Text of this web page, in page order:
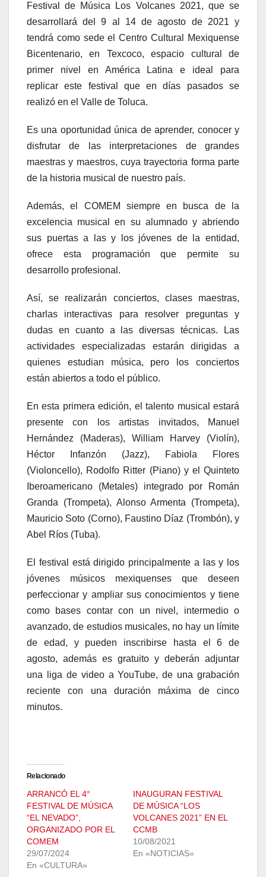
Festival de Música Los Volcanes 2021, que se
desarrollará del 9 al 14 de agosto de 2021 y
tendrá como sede el Centro Cultural Mexiquense
Bicentenario, en Texcoco, espacio cultural de
primer nivel en América Latina e ideal para
replicar este festival que en días pasados se
realizó en el Valle de Toluca.
Es una oportunidad única de aprender, conocer y
disfrutar de las interpretaciones de grandes
maestras y maestros, cuya trayectoria forma parte
de la historia musical de nuestro país.
Además, el COMEM siempre en busca de la
excelencia musical en su alumnado y abriendo
sus puertas a las y los jóvenes de la entidad,
ofrece esta programación que permite su
desarrollo profesional.
Así, se realizarán conciertos, clases maestras,
charlas interactivas para resolver preguntas y
dudas en cuanto a las diversas técnicas. Las
actividades especializadas estarán dirigidas a
quienes estudian música, pero los conciertos
están abiertos a todo el público.
En esta primera edición, el talento musical estará
presente con los artistas invitados, Manuel
Hernández (Maderas), William Harvey (Violín),
Héctor Infanzón (Jazz), Fabiola Flores
(Violoncello), Rodolfo Ritter (Piano) y el Quinteto
Iberoamericano (Metales) integrado por Román
Granda (Trompeta), Alonso Armenta (Trompeta),
Mauricio Soto (Corno), Faustino Díaz (Trombón), y
Abel Ríos (Tuba).
El festival está dirigido principalmente a las y los
jóvenes músicos mexiquenses que deseen
perfeccionar y ampliar sus conocimientos y tiene
como bases contar con un nivel, intermedio o
avanzado, de estudios musicales, no hay un límite
de edad, y pueden inscribirse hasta el 6 de
agosto, además es gratuito y deberán adjuntar
una liga de video a YouTube, de una grabación
reciente con una duración máxima de cinco
minutos.
Relacionado
ARRANCÓ EL 4°
FESTIVAL DE MÚSICA
“EL NEVADO”,
ORGANIZADO POR EL
COMEM
29/07/2024
En «CULTURA»
INAUGURAN FESTIVAL
DE MÚSICA “LOS
VOLCANES 2021” EN EL
CCMB
10/08/2021
En «NOTICIAS»